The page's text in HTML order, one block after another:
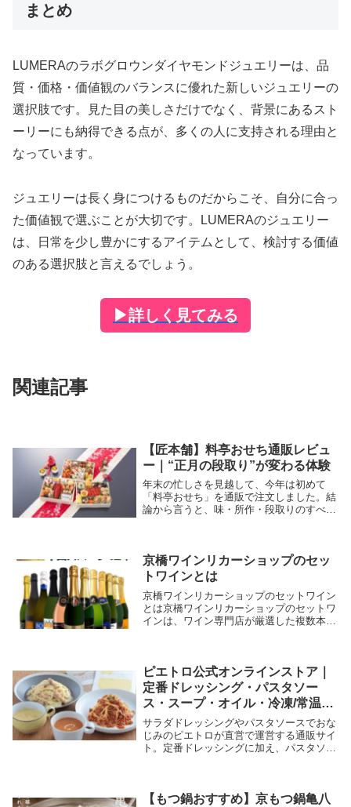
まとめ
LUMERAのラボグロウンダイヤモンドジュエリーは、品
質・価格・価値観のバランスに優れた新しいジュエリーの
選択肢です。見た目の美しさだけでなく、背景にあるスト
ーリーにも納得できる点が、多くの人に支持される理由と
なっています。
ジュエリーは長く身につけるものだからこそ、自分に合っ
た価値観で選ぶことが大切です。LUMERAのジュエリー
は、日常を少し豊かにするアイテムとして、検討する価値
のある選択肢と言えるでしょう。
▶詳しく見てみる
関連記事
【匠本舗】料亭おせち通販レビュ
ー｜“正月の段取り”が変わる体験
年末の忙しさを見越して、今年は初めて
「料亭おせち」を通販で注文しました。結
論から言うと、味・所作・段取りのすべて
ト・注意点、そし...
京橋ワインリカーショップのセッ
トワインとは
京橋ワインリカーショップのセットワイン
とは京橋ワインリカーショップのセットワ
インは、ワイン専門店が厳選した複数本を
「選ぶ手間を省...
ピエトロ公式オンラインストア｜
定番ドレッシング・パスタソー
ス・スープ・オイル・冷凍/常温惣
菜、ギフトセット
サラダドレッシングやパスタソースでおな
じみのピエトロが直営で運営する通販サイ
ト。定番ドレッシングに加え、パスタソー
ップが特長...
【もつ鍋おすすめ】京もつ鍋亀八